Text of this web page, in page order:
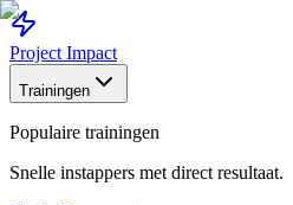
Project Impact
Trainingen
Populaire trainingen
Snelle instappers met direct resultaat.